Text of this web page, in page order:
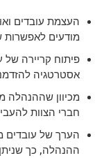
העצמת עובדים
מודעים לאפשרות
פיתוח קריירה של
אסטרטגיה
מכיוון שההנהלה
חברי הצוות
הערך של עובדים
ההנהלה, כך